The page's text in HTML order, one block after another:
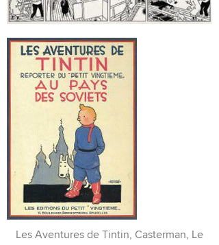
Les Aventures de Tintin, Casterman, Le